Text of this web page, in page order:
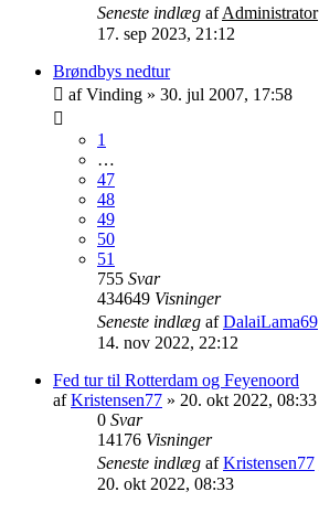
Seneste indlæg afAdministrator
17. sep 2023, 21:12
Brøndbys nedtur
afVinding » 30. jul 2007, 17:58
1
…
47
48
49
50
51
755 Svar
434649 Visninger
Seneste indlæg afDalaiLama69
14. nov 2022, 22:12
Fed tur til Rotterdam og Feyenoord
afKristensen77 » 20. okt 2022, 08:33
0 Svar
14176 Visninger
Seneste indlæg afKristensen77
20. okt 2022, 08:33